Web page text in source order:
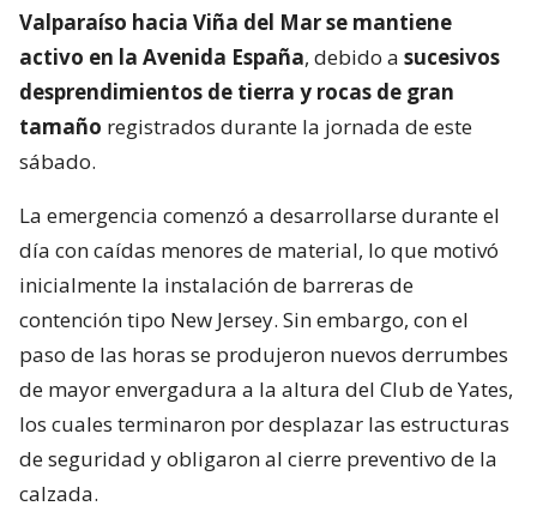
Valparaíso hacia Viña del Mar se mantiene
activo en la Avenida España, debido a sucesivos
desprendimientos de tierra y rocas de gran
tamaño registrados durante la jornada de este
sábado.
La emergencia comenzó a desarrollarse durante el
día con caídas menores de material, lo que motivó
inicialmente la instalación de barreras de
contención tipo New Jersey. Sin embargo, con el
paso de las horas se produjeron nuevos derrumbes
de mayor envergadura a la altura del Club de Yates,
los cuales terminaron por desplazar las estructuras
de seguridad y obligaron al cierre preventivo de la
calzada.